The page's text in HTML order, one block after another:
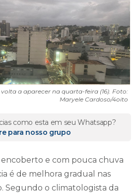
a aparecer na quarta-feira (16). Foto:
Maryele Cardoso/4oito
como esta em seu Whatsapp?
para nosso grupo
e com pouca chuva
é de melhora gradual nas
Segundo o climatologista da